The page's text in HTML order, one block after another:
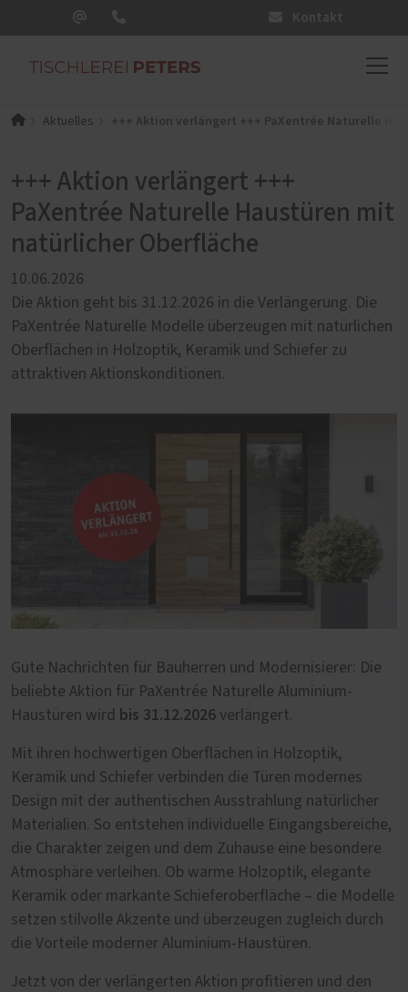
Kontakt
Aktuelles +++ Aktion verlängert +++ PaXentrée Naturelle
+++ Aktion verlängert +++
PaXentrée Naturelle Haustüren mit
natürlicher Oberfläche
10.06.2026
Die Aktion geht bis 31.12.2026 in die Verlängerung. Die
PaXentrée Naturelle Modelle überzeugen mit natürlichen
Oberflächen in Holzoptik, Keramik und Schiefer zu
attraktiven Aktionskonditionen.
Gute Nachrichten für Bauherren und Modernisierer: Die
beliebte Aktion für PaXentrée Naturelle Aluminium-
Haustüren wird bis 31.12.2026 verlängert.
Mit ihren hochwertigen Oberflächen in Holzoptik,
Keramik und Schiefer verbinden die Türen modernes
Design mit der authentischen Ausstrahlung natürlicher
Materialien. So entstehen individuelle Eingangsbereiche,
die Charakter zeigen und dem Zuhause eine besondere
Atmosphäre verleihen. Ob warme Holzoptik, elegante
Keramik oder markante Schieferoberfläche – die Modelle
setzen stilvolle Akzente und überzeugen zugleich durch
die Vorteile moderner Aluminium-Haustüren.
Jetzt von der verlängerten Aktion profitieren und den